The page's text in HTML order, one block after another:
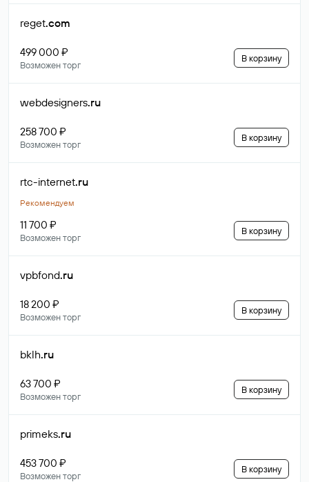
reget.com
499 000 ₽
Возможен торг
В корзину
webdesigners.ru
258 700 ₽
Возможен торг
В корзину
rtc-internet.ru
Рекомендуем
11 700 ₽
Возможен торг
В корзину
vpbfond.ru
18 200 ₽
Возможен торг
В корзину
bklh.ru
63 700 ₽
Возможен торг
В корзину
primeks.ru
453 700 ₽
Возможен торг
В корзину